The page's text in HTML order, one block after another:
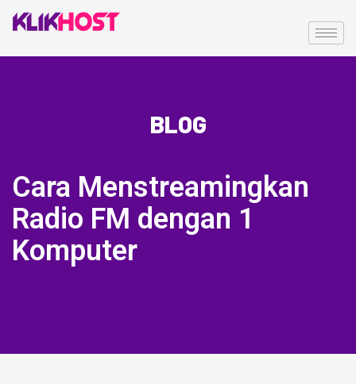
BLOG
Cara Menstreamingkan
Radio FM dengan 1
Komputer